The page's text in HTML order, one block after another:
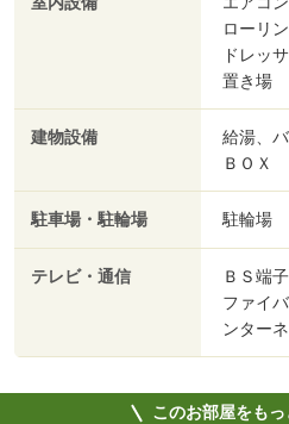
ローリ
ドレッ
置き場
建物設備
給湯、
ＢＯＸ
駐車場・駐輪場 駐輪場
テレビ・通信
ＢＳ端
ファイ
ンター
このお部屋をもっ